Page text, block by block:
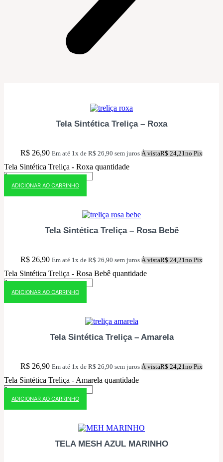
Tela Sintética Treliça – Roxa
R$ 26,90 Em até 1x de R$ 26,90 sem juros À vistaR$ 24,21no Pix
Tela Sintética Treliça - Roxa quantidade
ADICIONAR AO CARRINHO
Tela Sintética Treliça – Rosa Bebê
R$ 26,90 Em até 1x de R$ 26,90 sem juros À vistaR$ 24,21no Pix
Tela Sintética Treliça - Rosa Bebê quantidade
ADICIONAR AO CARRINHO
Tela Sintética Treliça – Amarela
R$ 26,90 Em até 1x de R$ 26,90 sem juros À vistaR$ 24,21no Pix
Tela Sintética Treliça - Amarela quantidade
ADICIONAR AO CARRINHO
TELA MESH AZUL MARINHO